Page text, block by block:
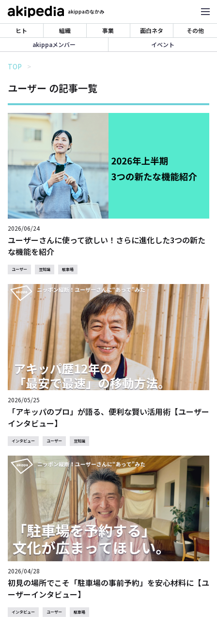
akippaのなかみ
ヒト 組織 事業 面白ネタ
その他
akippaメンバー
イベント
TOP
ユーザー の記事一覧
2026/06/24
ユーザーさんに使って欲しい！さらに進化した3つの新た
な機能を紹介
ユーザー 豆知識 駐車場
2026/05/25
「アキッパのプロ」が語る、便利な賢い活用術【ユーザー
インタビュー】
インタビュー ユーザー 豆知識
2026/04/28
初見の場所でこそ「駐車場の事前予約」を安心材料に【ユ
ーザーインタビュー】
インタビュー ユーザー 駐車場